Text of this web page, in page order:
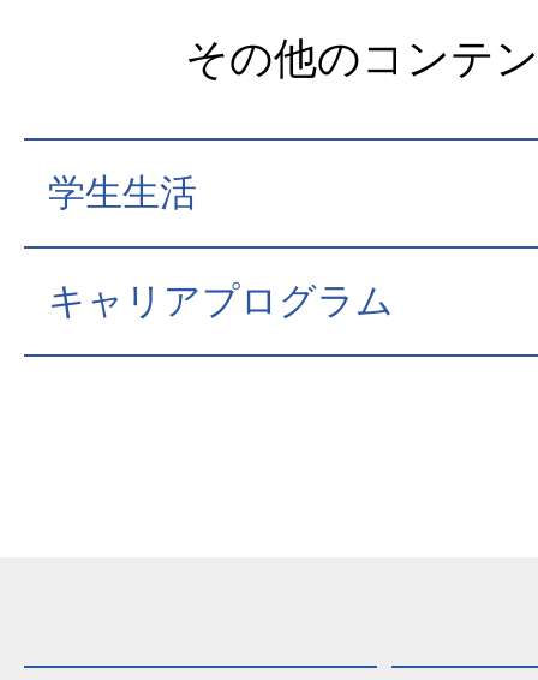
その他のコンテ
学生生活
キャリアプログラム